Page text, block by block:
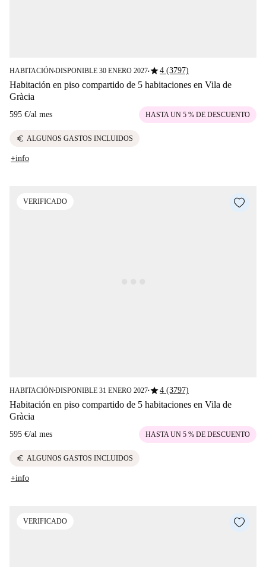
HABITACIÓN■DISPONIBLE 30 ENERO 2027■star4 (3797)
Habitación en piso compartido de 5 habitaciones en Vila de
Gràcia
595 €/al mes HASTA UN 5 % DE DESCUENTO
euro ALGUNOS GASTOS INCLUIDOS
+info
VERIFICADO
HABITACIÓN■DISPONIBLE 31 ENERO 2027■star4 (3797)
Habitación en piso compartido de 5 habitaciones en Vila de
Gràcia
595 €/al mes HASTA UN 5 % DE DESCUENTO
euro ALGUNOS GASTOS INCLUIDOS
+info
VERIFICADO